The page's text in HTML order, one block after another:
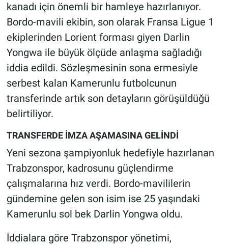
kanadı için önemli bir hamleye hazırlanıyor.
Bordo-mavili ekibin, son olarak Fransa Ligue 1
ekiplerinden Lorient forması giyen Darlin
Yongwa ile büyük ölçüde anlaşma sağladığı
iddia edildi. Sözleşmesinin sona ermesiyle
serbest kalan Kamerunlu futbolcunun
transferinde artık son detayların görüşüldüğü
belirtiliyor.
TRANSFERDE İMZA AŞAMASINA GELİNDİ
Yeni sezona şampiyonluk hedefiyle hazırlanan
Trabzonspor, kadrosunu güçlendirme
çalışmalarına hız verdi. Bordo-mavililerin
gündemine gelen son isim ise 25 yaşındaki
Kamerunlu sol bek Darlin Yongwa oldu.
İddialara göre Trabzonspor yönetimi,
POLİTİKA
SPOR
MAGAZİN
Bilim, Teknoloji